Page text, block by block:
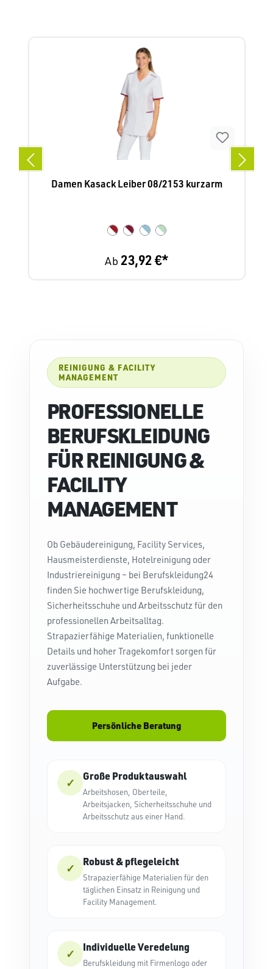
Damen Kasack Leiber 08/2153 kurzarm
Ab23,92 €*
REINIGUNG & FACILITY
MANAGEMENT
PROFESSIONELLE
BERUFSKLEIDUNG
FÜR REINIGUNG &
FACILITY
MANAGEMENT
Ob Gebäudereinigung, Facility Services,
Hausmeisterdienste, Hotelreinigung oder
Industriereinigung – bei Berufskleidung24
finden Sie hochwertige Berufskleidung,
Sicherheitsschuhe und Arbeitsschutz für den
professionellen Arbeitsalltag.
Strapazierfähige Materialien, funktionelle
Details und hoher Tragekomfort sorgen für
zuverlässige Unterstützung bei jeder
Aufgabe.
Persönliche Beratung
✓ Große Produktauswahl
Arbeitshosen, Oberteile,
Arbeitsjacken, Sicherheitsschuhe und
Arbeitsschutz aus einer Hand.
✓ Robust & pflegeleicht
Strapazierfähige Materialien für den
täglichen Einsatz in Reinigung und
Facility Management.
✓ Individuelle Veredelung
Berufskleidung mit Firmenlogo oder